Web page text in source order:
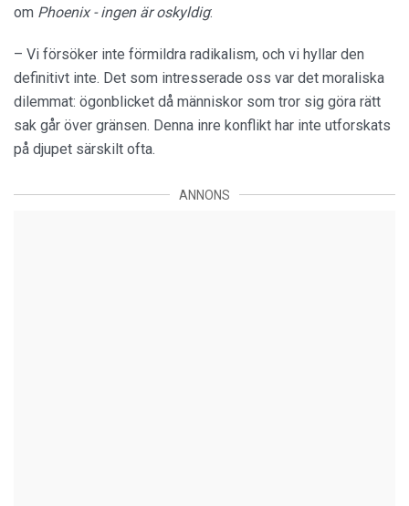
om Phoenix - ingen är oskyldig:
– Vi försöker inte förmildra radikalism, och vi hyllar den
definitivt inte. Det som intresserade oss var det moraliska
dilemmat: ögonblicket då människor som tror sig göra rätt
sak går över gränsen. Denna inre konflikt har inte utforskats
på djupet särskilt ofta.
ANNONS